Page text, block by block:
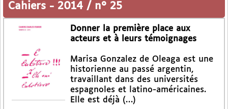
Cahiers - 2014 / n° 25
Donner la première place aux
acteurs et à leurs témoignages
Marisa Gonzalez de Oleaga est une
historienne au passé argentin,
travaillant dans des universités
espagnoles et latino-américaines.
Elle est déjà (…)